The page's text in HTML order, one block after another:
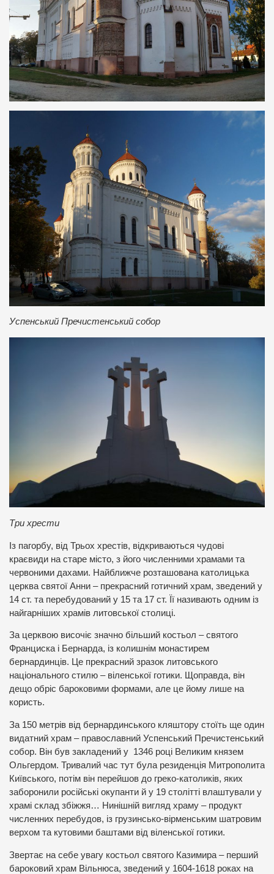
Успенський Пречистенський собор
Три хрести
Із пагорбу, від Трьох хрестів, відкриваються чудові
краєвиди на старе місто, з його численними храмами та
червоними дахами. Найближче розташована католицька
церква святої Анни – прекрасний готичний храм, зведений у
14 ст. та перебудований у 15 та 17 ст. Її називають одним із
найгарніших храмів литовської столиці.
За церквою височіє значно більший костьол – святого
Франциска і Бернарда, із колишнім монастирем
бернардинців. Це прекрасний зразок литовського
національного стилю – віленської готики. Щоправда, він
дещо обріс бароковими формами, але це йому лише на
користь.
За 150 метрів від бернардинського кляштору стоїть ще один
видатний храм – православний Успенський Пречистенський
собор. Він був закладений у 1346 році Великим князем
Ольгердом. Тривалий час тут була резиденція Митрополита
Київського, потім він перейшов до греко-католиків, яких
заборонили російські окупанти й у 19 столітті влаштували у
храмі склад збіжжя… Нинішній вигляд храму – продукт
численних перебудов, із грузинсько-вірменським шатровим
верхом та кутовими баштами від віленської готики.
Звертає на себе увагу костьол святого Казимира – перший
бароковий храм Вільнюса, зведений у 1604-1618 роках на